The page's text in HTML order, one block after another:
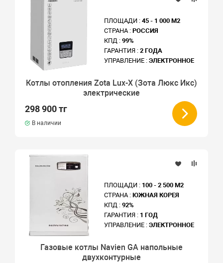
ПЛОЩАДИ :45 - 1 000 М2
СТРАНА :РОССИЯ
КПД :99%
ГАРАНТИЯ :2 ГОДА
УПРАВЛЕНИЕ :ЭЛЕКТРОННОЕ
Котлы отопления Zota Lux-X (Зота Люкс Икс)
электрические
298 900 тг
В наличии
ПЛОЩАДИ : 100 - 2 500 М2
СТРАНА :ЮЖНАЯ КОРЕЯ
КПД :92%
ГАРАНТИЯ : 1 ГОД
УПРАВЛЕНИЕ :ЭЛЕКТРОННОЕ
Газовые котлы Navien GA напольные
двухконтурные